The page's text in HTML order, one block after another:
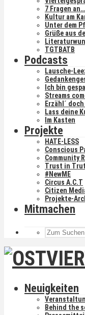
7 Fragen an…
Kultur am
Unter dem
Grüße aus
TGTBATB
Podcasts
Lausche-
Ich bin
Streams
Erzähl´ doch
Lass deine
Im Kasten
Projekte
HATE-LESS
Conscious
Community
Trust in
#NewME
Circus A.C.T
Citizen
Projekte-
Mitmachen
Neuigkeiten
Behind the